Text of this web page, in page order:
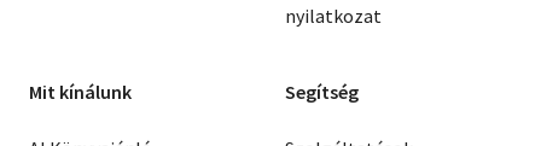
nyilatkozat
Mit kínálunk Segítség